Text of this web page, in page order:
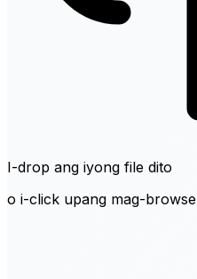
I-drop ang iyong file dito
o i-click upang mag-browse